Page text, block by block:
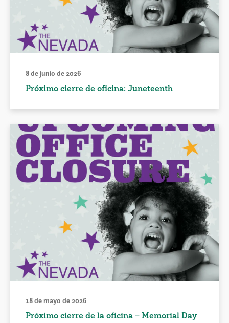
8 de junio de 2026
Próximo cierre de oficina: Juneteenth
18 de mayo de 2026
Próximo cierre de la oficina – Memorial Day